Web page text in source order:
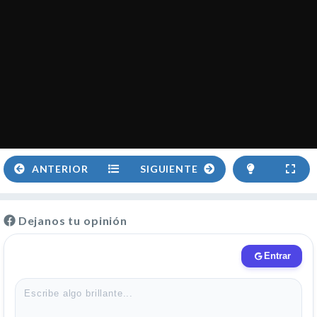
ANTERIOR SIGUIENTE
Dejanos tu opinión